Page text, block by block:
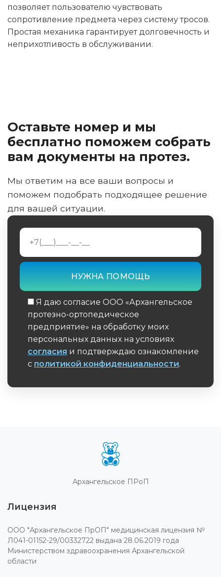
позволяет пользователю чувствовать
сопротивление предмета через систему тросов.
Простая механика гарантирует долговечность и
неприхотливость в обслуживании.
Оставьте номер и мы
бесплатно поможем собрать
вам документы на протез.
Мы ответим на все ваши вопросы и
поможем подобрать подходящее решение
для вашей ситуации.
Я даю согласие ООО «Архангельское
протезно-ортопедическое
предприятие» на обработку моих
персональных данных на условиях
согласия и подтверждаю ознакомление
с политикой конфиденциальности.
Архангельское ПРоП
Лицензия
ООО "Архангельское ПрОП" медицинская лицензия №
Л041-01152-29/00332722 выдана 28.06.2019 года
Министерством здравоохранения Архангельской
области